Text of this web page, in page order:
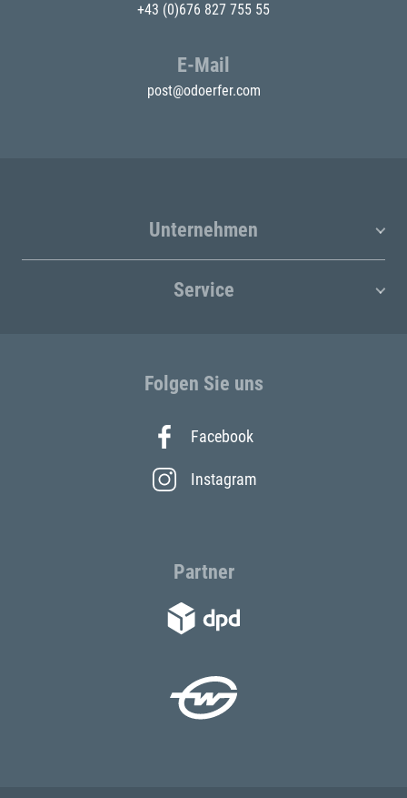
+43 (0)676 827 755 55
E-Mail
post@odoerfer.com
Unternehmen
Service
Folgen Sie uns
Facebook
Instagram
Partner